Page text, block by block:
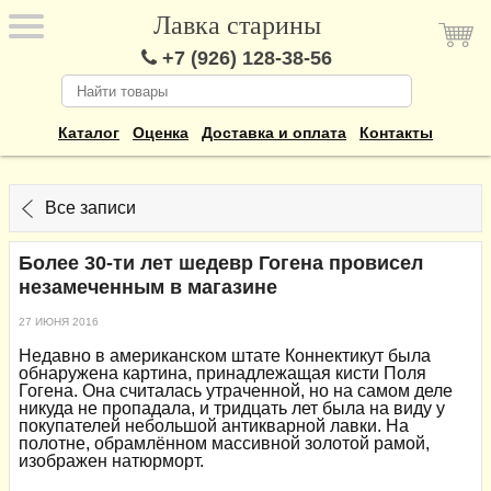
Лавка старины
+7 (926) 128-38-56
Каталог Оценка Доставка и оплата Контакты
Все записи
Более 30-ти лет шедевр Гогена провисел
незамеченным в магазине
27 ИЮНЯ 2016
Недавно в американском штате Коннектикут была
обнаружена картина, принадлежащая кисти Поля
Гогена. Она считалась утраченной, но на самом деле
никуда не пропадала, и тридцать лет была на виду у
покупателей небольшой антикварной лавки. На
полотне, обрамлённом массивной золотой рамой,
изображен натюрморт.